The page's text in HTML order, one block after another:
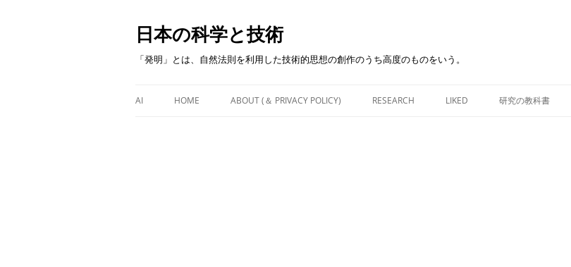
日本の科学と技術
「発明」とは、自然法則を利用した技術的思想の創作のうち高度のものをいう。
content
AI HOME ABOUT (＆ PRIVACY POLICY) RESEARCH LIKED 研究の教科書